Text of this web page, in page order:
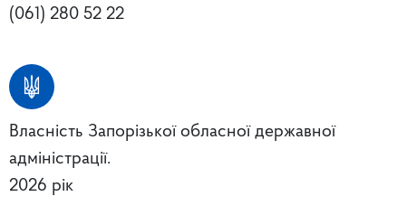
(061) 280 52 22
Власність Запорізької обласної державної
адміністрації.
2026 рік